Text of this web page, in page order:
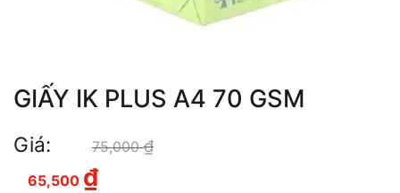
GIẤY IK PLUS A4 70 GSM
Giá: 75,000₫
65,500 ₫